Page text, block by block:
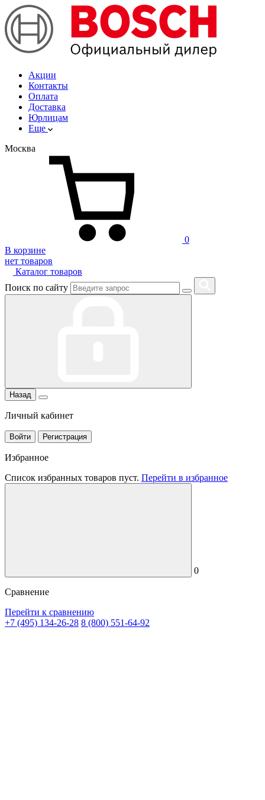
Акции
Контакты
Оплата
Доставка
Юрлицам
Еще
Москва
0
В корзине
нет товаров
Каталог товаров
Поиск по сайту
Назад
Личный кабинет
Войти Регистрация
Избранное
Список избранных товаров пуст. Перейти в избранное
0
Сравнение
Перейти к сравнению
+7 (495) 134-26-28 8 (800) 551-64-92